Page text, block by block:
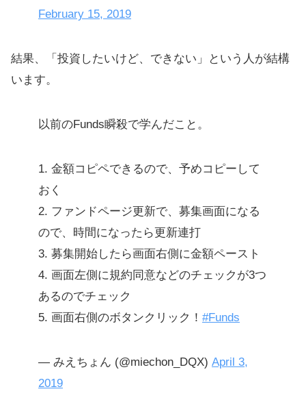
February 15, 2019
結果、「投資したいけど、できない」という人が結構
います。
以前のFunds瞬殺で学んだこと。
1. 金額コピペできるので、予めコピーして
おく
2. ファンドページ更新で、募集画面になる
ので、時間になったら更新連打
3. 募集開始したら画面右側に金額ペースト
4. 画面左側に規約同意などのチェックが3つ
あるのでチェック
5. 画面右側のボタンクリック！ #Funds
— みえちょん (@miechon_DQX) April 3,
2019